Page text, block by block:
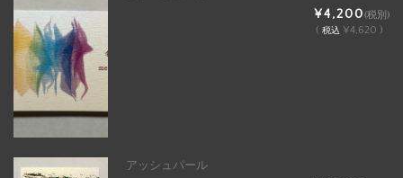
¥4,200(税別)
( 税込 ¥4,620 )
アッシュパール